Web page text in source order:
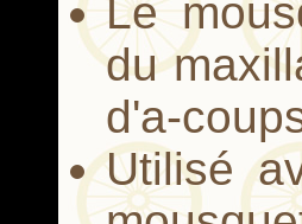
Le
du
d'a-
Utilisé